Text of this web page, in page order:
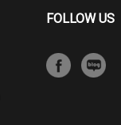
FOLLOW US